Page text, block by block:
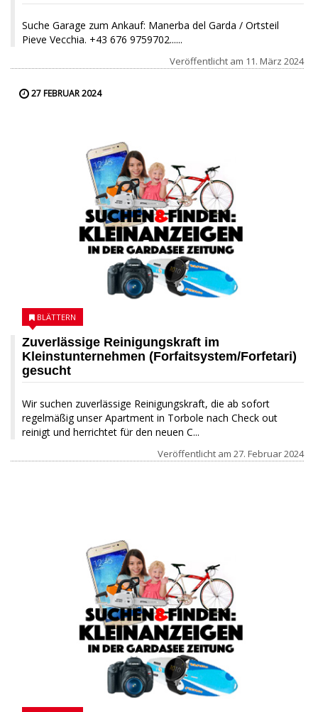
Suche Garage zum Ankauf: Manerba del Garda / Ortsteil
Pieve Vecchia. +43 676 9759702......
Veröffentlicht am 11. März 2024
27 FEBRUAR 2024
Zuverlässige Reinigungskraft im
Kleinstunternehmen (Forfaitsystem/Forfetari)
gesucht
Wir suchen zuverlässige Reinigungskraft, die ab sofort
regelmäßig unser Apartment in Torbole nach Check out
reinigt und herrichtet für den neuen C...
BLÄTTERN
Veröffentlicht am 27. Februar 2024